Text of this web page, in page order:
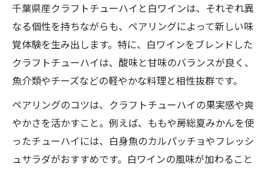
千葉県産クラフトチューハイと白ワインは、それぞれ異
なる個性を持ちながらも、ペアリングによって新しい味
覚体験を生み出します。特に、白ワインをブレンドした
クラフトチューハイは、酸味と甘味のバランスが良く、
魚介類やチーズなどの軽やかな料理と相性抜群です。
ペアリングのコツは、クラフトチューハイの果実感や爽
やかさを活かすこと。例えば、ももや房総夏みかんを使
ったチューハイには、白身魚のカルパッチョやフレッシ
ュサラダがおすすめです。白ワインの風味が加わること